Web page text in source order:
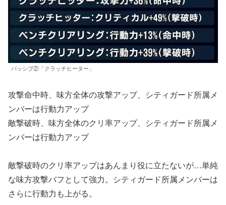
パッシブ②「クラッチヒーター」
攻撃命中時、味方全体の攻撃アップ、シティガード所属メ
ンバーは行動力アップ
敵撃破時、味方全体のクリ率アップ、シティガード所属メ
ンバーは行動力アップ
敵撃破時のクリ率アップはあんまり役に立たないが…単純
な味方攻撃バフとして強力。シティガード所属メンバーは
さらに行動力も上がる。